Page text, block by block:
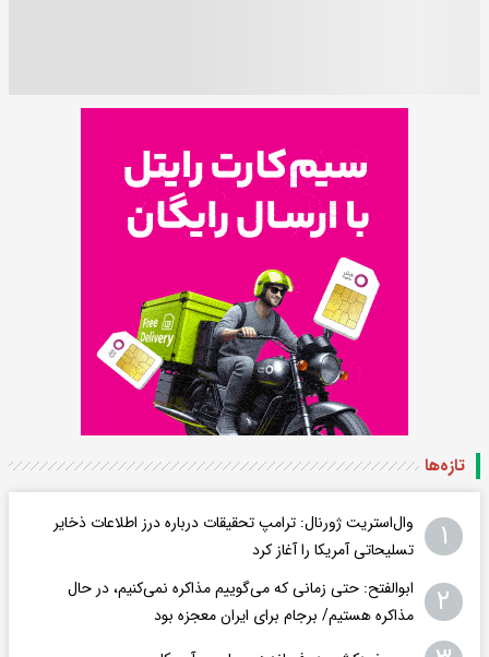
تازه‌ها
۱
وال‌استریت ژورنال: ترامپ تحقیقات درباره درز اطلاعات ذخایر
تسلیحاتی آمریکا را آغاز کرد
۲
ابوالفتح: حتی زمانی که می‌گوییم مذاکره نمی‌کنیم، در حال
مذاکره هستیم/ برجام برای ایران معجزه بود